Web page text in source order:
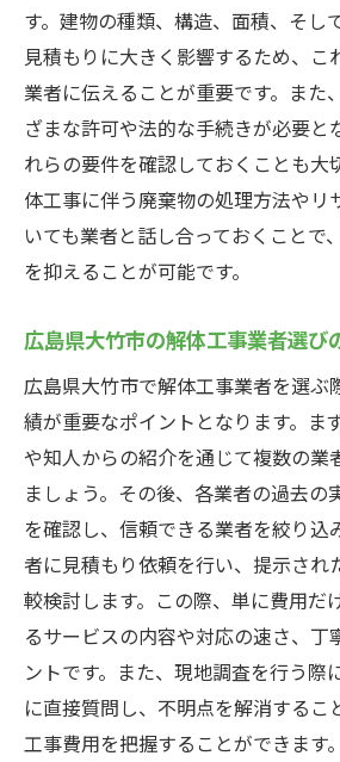
見積もり内容の詳細確認
追加料金に注意
広島県大竹市の解体工事
見積もりの更新と再確認
見積もりをもとにした予算
解体工事の見積もりの取り方
ーススタディ
広島県大竹市での見積もり
見積もり取得における失
見積もり取得の成功事例
広島県大竹市の解体工事
見積もりを取得する際の
広島県大竹市で解体工事を依
りの注意点
見積もりにおける盲点
業者選びの落とし穴
見積もり内容のトラブル
広島県大竹市での解体工
す。建物の種類、構造、面積、そし
見積もりに大きく影響するため、こ
業者に伝えることが重要です。また
ざまな許可や法的な手続きが必要と
れらの要件を確認しておくことも大
体工事に伴う廃棄物の処理方法やリ
いても業者と話し合っておくことで
を抑えることが可能です。
広島県大竹市の解体工事業者選び
広島県大竹市で解体工事業者を選ぶ
績が重要なポイントとなります。ま
や知人からの紹介を通じて複数の業
ましょう。その後、各業者の過去の
を確認し、信頼できる業者を絞り込
者に見積もり依頼を行い、提示され
較検討します。この際、単に費用だ
るサービスの内容や対応の速さ、丁
ントです。また、現地調査を行う際
に直接質問し、不明点を解消するこ
工事費用を把握することができます